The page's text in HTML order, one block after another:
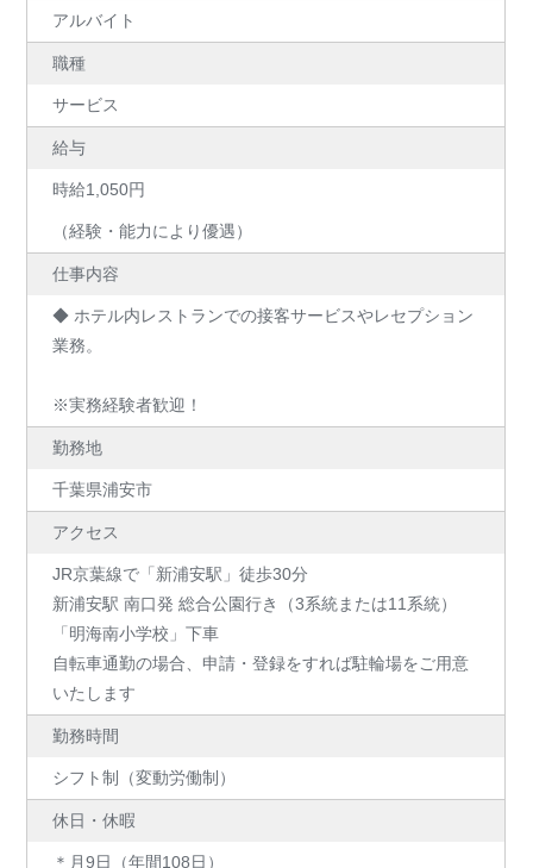
アルバイト
職種
サービス
給与
時給1,050円
（経験・能力により優遇）
仕事内容
◆ ホテル内レストランでの接客サービスやレセプション
業務。
※実務経験者歓迎！
勤務地
千葉県浦安市
アクセス
JR京葉線で「新浦安駅」徒歩30分
新浦安駅 南口発 総合公園行き（3系統または11系統）
「明海南小学校」下車
自転車通勤の場合、申請・登録をすれば駐輪場をご用意
いたします
勤務時間
シフト制（変動労働制）
休日・休暇
＊月9日（年間108日）